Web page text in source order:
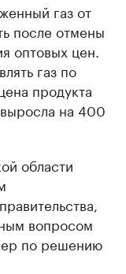
газ от
после отмены
оптовых цен.
газ по
продукта
на 400
области
вопросом
по решению